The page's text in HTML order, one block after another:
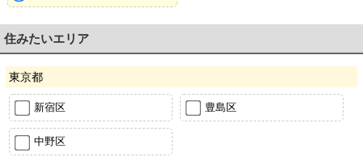
住みたいエリア
東京都
新宿区 豊島区
中野区